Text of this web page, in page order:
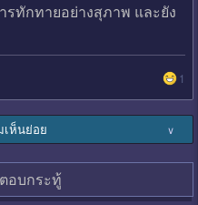
รทักทายอย่างสุภาพ และยัง
1
เห็นย่อย ∨
อบกระทู้